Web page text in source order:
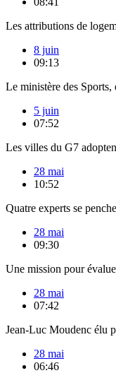
Les attributions de
8 juin
09:13
Le ministère des Sports,
5 juin
07:52
Les villes du G7
28 mai
10:52
Quatre experts se
28 mai
09:30
Une mission pour
28 mai
07:42
Jean-Luc Moudenc élu
28 mai
06:46